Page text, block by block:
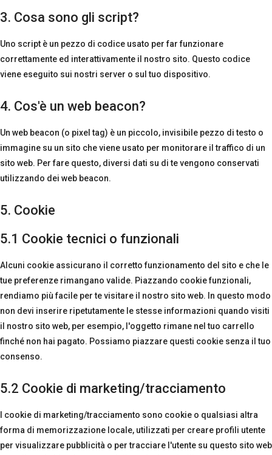
3. Cosa sono gli script?
Uno script è un pezzo di codice usato per far funzionare
correttamente ed interattivamente il nostro sito. Questo codice
viene eseguito sui nostri server o sul tuo dispositivo.
4. Cos'è un web beacon?
Un web beacon (o pixel tag) è un piccolo, invisibile pezzo di testo o
immagine su un sito che viene usato per monitorare il traffico di un
sito web. Per fare questo, diversi dati su di te vengono conservati
utilizzando dei web beacon.
5. Cookie
5.1 Cookie tecnici o funzionali
Alcuni cookie assicurano il corretto funzionamento del sito e che le
tue preferenze rimangano valide. Piazzando cookie funzionali,
rendiamo più facile per te visitare il nostro sito web. In questo modo
non devi inserire ripetutamente le stesse informazioni quando visiti
il nostro sito web, per esempio, l'oggetto rimane nel tuo carrello
finché non hai pagato. Possiamo piazzare questi cookie senza il tuo
consenso.
5.2 Cookie di marketing/tracciamento
I cookie di marketing/tracciamento sono cookie o qualsiasi altra
forma di memorizzazione locale, utilizzati per creare profili utente
per visualizzare pubblicità o per tracciare l'utente su questo sito web